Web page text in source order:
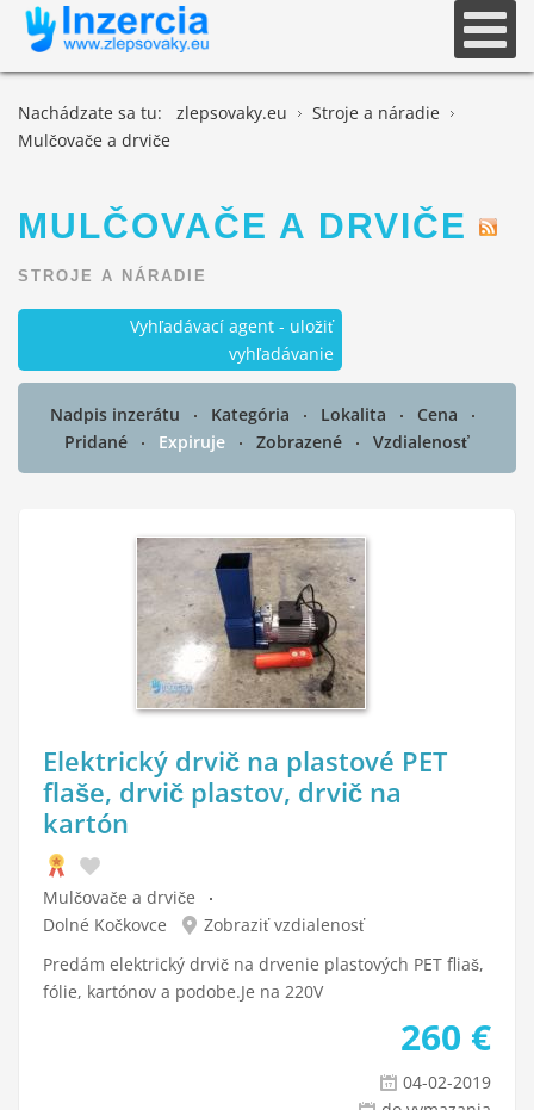
Nachádzate sa tu: zlepsovaky.eu
Stroje a náradie
Mulčovače a drviče
MULČOVAČE A DRVIČE
STROJE A NÁRADIE
Vyhľadávací agent - uložiť
vyhľadávanie
Nadpis inzerátu Kategória Lokalita
Cena
Pridané
Expiruje Zobrazené Vzdialenosť
Elektrický drvič na plastové PET
flaše, drvič plastov, drvič na
kartón
Mulčovače a drviče
Dolné Kočkovce
Zobraziť vzdialenosť
Predám elektrický drvič na drvenie plastových PET fliaš,
fólie, kartónov a podobe.Je na 220V
260 €
04-02-2019